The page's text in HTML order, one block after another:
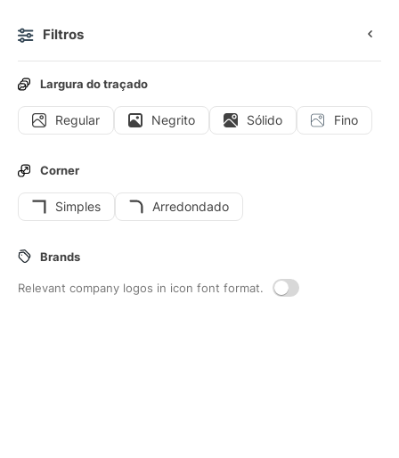
Filtros
Largura do traçado
Regular Negrito Sólido Fino
Corner
Simples Arredondado
Brands
Relevant company logos in icon font format.
Ícones Figurinhas Ícones animados Ícones de